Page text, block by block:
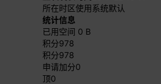
所在时区使用系统默认
统计信息
已用空间 0 B
积分978
积分978
申请加分0
顶0